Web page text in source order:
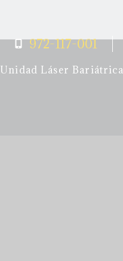
972-117-001
Unidad Láser Bariátrica